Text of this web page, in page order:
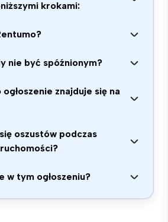
krokami:
nie być spóźnionym?
znajduje się na
oszustów podczas
w tym ogłoszeniu?